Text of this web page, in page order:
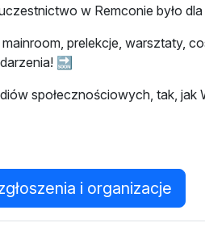
w Remconie było
prelekcje, warsztaty,
🔜
społecznościowych, tak,
i organizacje